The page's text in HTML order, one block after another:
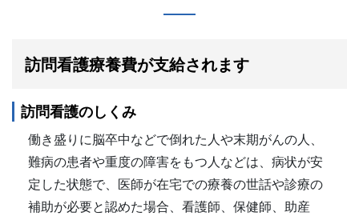
訪問看護療養費が支給されます
訪問看護のしくみ
働き盛りに脳卒中などで倒れた人や末期がんの人、
難病の患者や重度の障害をもつ人などは、病状が安
定した状態で、医師が在宅での療養の世話や診療の
補助が必要と認めた場合、看護師、保健師、助産